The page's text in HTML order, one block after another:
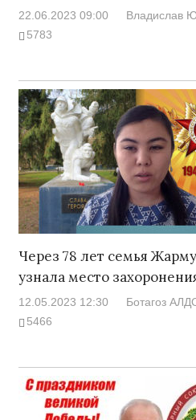
22.06.2023 09:00 Владислав
5783
Через 78 лет семья
узнала место
12.05.2023 12:30 Ботагоз
5466